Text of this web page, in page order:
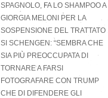
SPAGNOLO, FA LO SHAMPOO A
GIORGIA MELONI PER LA
SOSPENSIONE DEL TRATTATO
SI SCHENGEN: “SEMBRA CHE
SIA PIÙ PREOCCUPATA DI
TORNARE A FARSI
FOTOGRAFARE CON TRUMP
CHE DI DIFENDERE GLI